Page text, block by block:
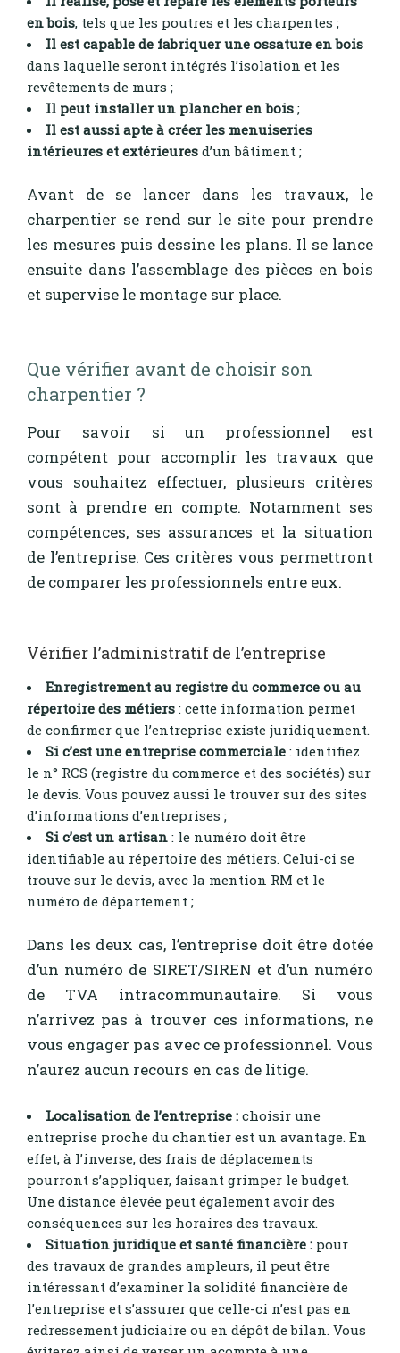
en bois, tels que les poutres et les charpentes ;
Il est capable de fabriquer une ossature en bois
dans laquelle seront intégrés l’isolation et les
revêtements de murs ;
Il peut installer un plancher en bois ;
Il est aussi apte à créer les menuiseries
intérieures et extérieures d’un bâtiment ;
Avant de se lancer dans les travaux, le
charpentier se rend sur le site pour prendre
les mesures puis dessine les plans. Il se lance
ensuite dans l’assemblage des pièces en bois
et supervise le montage sur place.
Que vérifier avant de choisir son
charpentier ?
Pour savoir si un professionnel est
compétent pour accomplir les travaux que
vous souhaitez effectuer, plusieurs critères
sont à prendre en compte. Notamment ses
compétences, ses assurances et la situation
de l’entreprise. Ces critères vous permettront
de comparer les professionnels entre eux.
Vérifier l’administratif de l’entreprise
Enregistrement au registre du commerce ou au
répertoire des métiers : cette information permet
de confirmer que l’entreprise existe juridiquement.
Si c’est une entreprise commerciale : identifiez
le n° RCS (registre du commerce et des sociétés) sur
le devis. Vous pouvez aussi le trouver sur des sites
d’informations d’entreprises ;
Si c’est un artisan : le numéro doit être
identifiable au répertoire des métiers. Celui-ci se
trouve sur le devis, avec la mention RM et le
numéro de département ;
Dans les deux cas, l’entreprise doit être dotée
d’un numéro de SIRET/SIREN et d’un numéro
de TVA intracommunautaire. Si vous
n’arrivez pas à trouver ces informations, ne
vous engager pas avec ce professionnel. Vous
n’aurez aucun recours en cas de litige.
Localisation de l’entreprise : choisir une
entreprise proche du chantier est un avantage. En
effet, à l’inverse, des frais de déplacements
pourront s’appliquer, faisant grimper le budget.
Une distance élevée peut également avoir des
conséquences sur les horaires des travaux.
Situation juridique et santé financière : pour
des travaux de grandes ampleurs, il peut être
intéressant d’examiner la solidité financière de
l’entreprise et s’assurer que celle-ci n’est pas en
redressement judiciaire ou en dépôt de bilan. Vous